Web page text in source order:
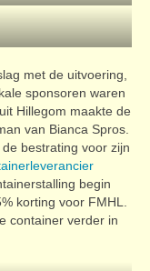
met de uitvoering,
sponsoren waren
Hillegom maakte de
van Bianca Spros.
de bestrating voor zijn
begin
korting voor FMHL.
container verder in